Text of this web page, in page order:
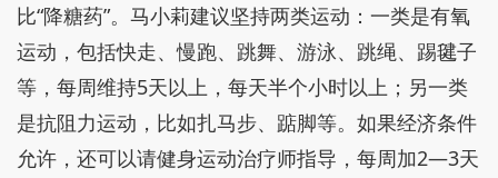
比“降糖药”。马小莉建议坚持两类运动：一类是有氧
运动，包括快走、慢跑、跳舞、游泳、跳绳、踢毽子
等，每周维持5天以上，每天半个小时以上；另一类
是抗阻力运动，比如扎马步、踮脚等。如果经济条件
允许，还可以请健身运动治疗师指导，每周加2—3天